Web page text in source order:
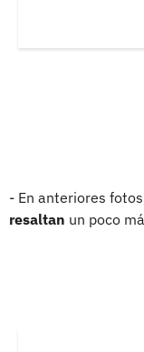
- En anteriores
resaltan un poco